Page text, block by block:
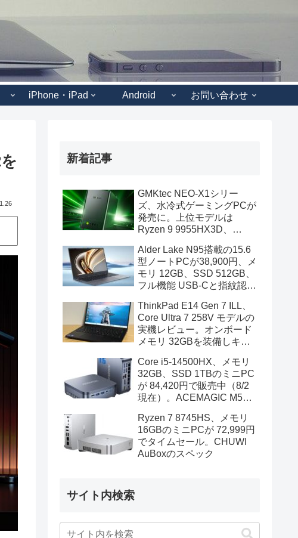
iPhone・iPad Android お問い合わせ
新着記事
GMKtec NEO-X1シリー
ズ、水冷式ゲーミングPCが
発売に。上位モデルは
Ryzen 9 9955HX3D、
Alder Lake N95搭載の15.6
型ノートPCが38,900円、メ
モリ 12GB、SSD 512GB、
フル機能 USB-Cと指紋認証
ThinkPad E14 Gen 7 ILL、
Core Ultra 7 258V モデルの
実機レビュー。オンボード
メモリ 32GBを装備しキビ
Core i5-14500HX、メモリ
32GB、SSD 1TBのミニPC
が 84,420円で販売中（8/2
現在）。ACEMAGIC M5の
Ryzen 7 8745HS、メモリ
16GBのミニPCが 72,999円
でタイムセール。CHUWI
AuBoxのスペック
サイト内検索